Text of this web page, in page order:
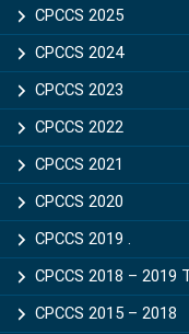
CPCCS 2025
CPCCS 2024
CPCCS 2023
CPCCS 2022
CPCCS 2021
CPCCS 2020
CPCCS 2019 .
CPCCS 2018 – 2019
CPCCS 2015 – 2018